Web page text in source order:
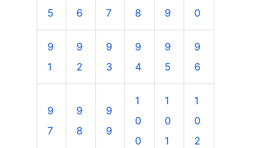
5
6
7
8
9
0
9
1
9
2
9
3
9
4
9
5
9
6
9
7
9
8
9
9
1
0
0
1
0
1
1
0
2